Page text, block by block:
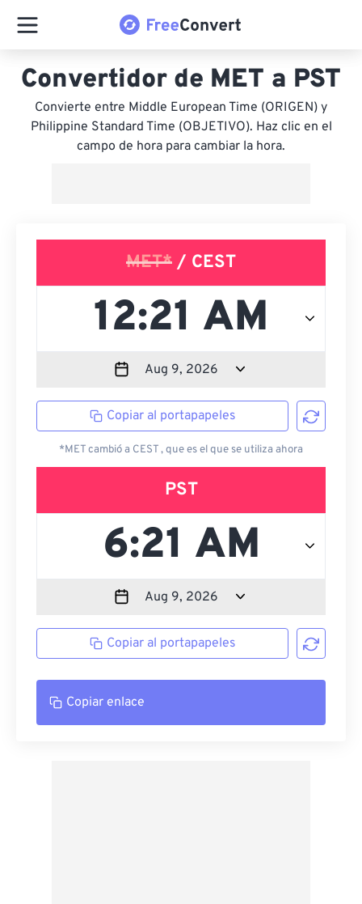
Convertidor de MET a PST
Convierte entre Middle European Time (ORIGEN) y
Philippine Standard Time (OBJETIVO). Haz clic en el
campo de hora para cambiar la hora.
MET* / CEST
Copiar al portapapeles
*MET cambió a CEST , que es el que se utiliza ahora
PST
Copiar al portapapeles
Copiar enlace